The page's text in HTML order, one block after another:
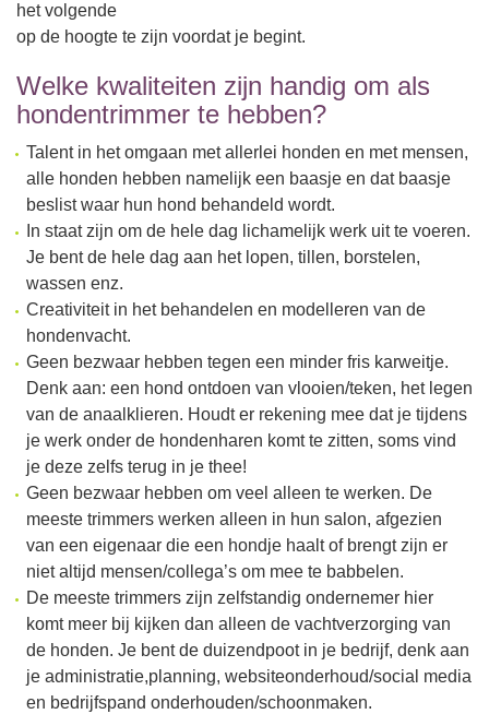
het volgende
op de hoogte te zijn voordat je begint.
Welke kwaliteiten zijn handig om als
hondentrimmer te hebben?
Talent in het omgaan met allerlei honden en met mensen,
alle honden hebben namelijk een baasje en dat baasje
beslist waar hun hond behandeld wordt.
In staat zijn om de hele dag lichamelijk werk uit te voeren.
Je bent de hele dag aan het lopen, tillen, borstelen,
wassen enz.
Creativiteit in het behandelen en modelleren van de
hondenvacht.
Geen bezwaar hebben tegen een minder fris karweitje.
Denk aan: een hond ontdoen van vlooien/teken, het legen
van de anaalklieren. Houdt er rekening mee dat je tijdens
je werk onder de hondenharen komt te zitten, soms vind
je deze zelfs terug in je thee!
Geen bezwaar hebben om veel alleen te werken. De
meeste trimmers werken alleen in hun salon, afgezien
van een eigenaar die een hondje haalt of brengt zijn er
niet altijd mensen/collega’s om mee te babbelen.
De meeste trimmers zijn zelfstandig ondernemer hier
komt meer bij kijken dan alleen de vachtverzorging van
de honden. Je bent de duizendpoot in je bedrijf, denk aan
je administratie,planning, websiteonderhoud/social media
en bedrijfspand onderhouden/schoonmaken.